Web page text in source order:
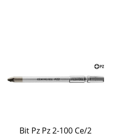
Bit Pz Pz 2-100 Ce/2